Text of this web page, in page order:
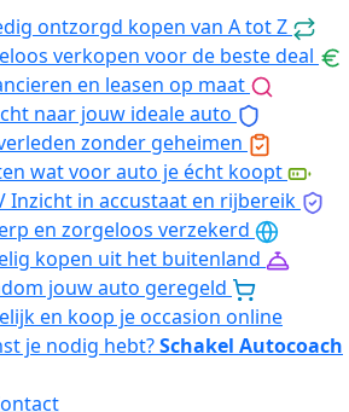
ontzorgd kopen van A tot Z
verkopen voor de beste deal
en leasen op maat
naar jouw ideale auto
zonder geheimen
wat voor auto je écht koopt
Inzicht in accustaat en rijbereik
en zorgeloos verzekerd
kopen uit het buitenland
jouw auto geregeld
en koop je occasion online
je nodig hebt?Schakel Autocoach